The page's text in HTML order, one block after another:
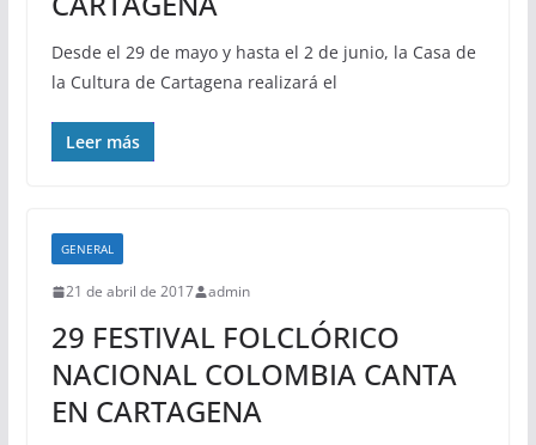
Desde el 29 de mayo y hasta el 2 de junio, la Casa de
la Cultura de Cartagena realizará el
Leer más
GENERAL
21 de abril de 2017 admin
29 FESTIVAL FOLCLÓRICO
NACIONAL COLOMBIA CANTA
EN CARTAGENA